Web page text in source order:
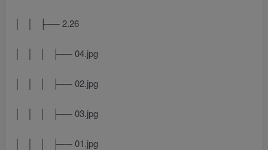
│ │ ├── 2.26
│ │ │ ├── 04.jpg
│ │ │ ├── 02.jpg
│ │ │ ├── 03.jpg
│ │ │ ├── 01.jpg